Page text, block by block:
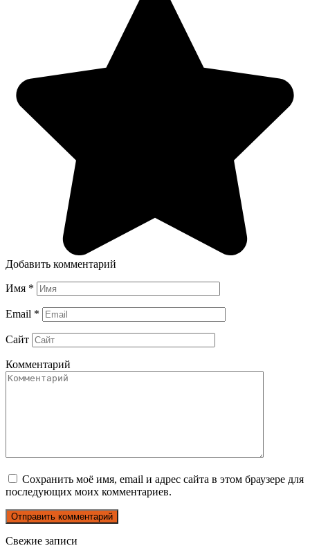
Добавить комментарий
Имя *
Email *
Сайт
Комментарий
Сохранить моё имя, email и адрес сайта в этом браузере для
последующих моих комментариев.
Свежие записи